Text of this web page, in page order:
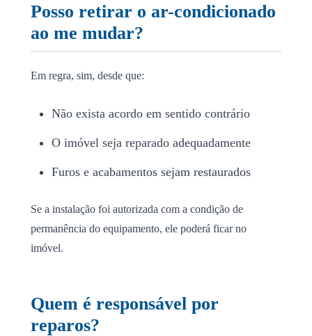
Posso retirar o ar-condicionado
ao me mudar?
Em regra, sim, desde que:
Não exista acordo em sentido contrário
O imóvel seja reparado adequadamente
Furos e acabamentos sejam restaurados
Se a instalação foi autorizada com a condição de
permanência do equipamento, ele poderá ficar no
imóvel.
Quem é responsável por
reparos?